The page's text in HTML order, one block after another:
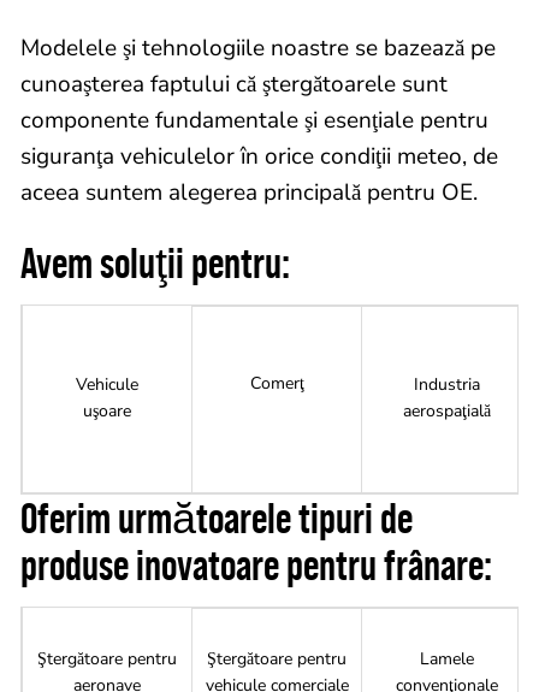
Modelele şi tehnologiile noastre se bazează pe
cunoaşterea faptului că ştergătoarele sunt
componente fundamentale şi esenţiale pentru
siguranţa vehiculelor în orice condiţii meteo, de
aceea suntem alegerea principală pentru OE.
Avem soluţii pentru:
Vehicule
uşoare
Comerţ
Industria
aerospaţială
Oferim următoarele tipuri de
produse inovatoare pentru frânare:
Ştergătoare pentru
aeronave
Ştergătoare pentru
vehicule comerciale
Lamele
convenţionale